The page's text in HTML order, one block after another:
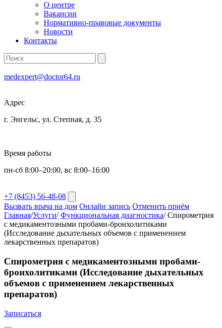
О центре
Вакансии
Нормативно-правовые документы
Новости
Контакты
medexpert@doctor64.ru
Адрес
г. Энгельс, ул. Степная, д. 35
Время работы
пн-сб 8:00–20:00, вс 8:00–16:00
+7 (8453) 56-48-08
Вызвать врача на дом Онлайн запись Отменить приём
Главная/Услуги/ Функциональная диагностика/ Спирометрия
с медикаментозными пробами-бронхолитиками
(Исследование дыхательных объемов с применением
лекарственных препаратов)
Спирометрия с медикаментозными пробами-
бронхолитиками (Исследование дыхательных
объемов с применением лекарственных
препаратов)
Записаться